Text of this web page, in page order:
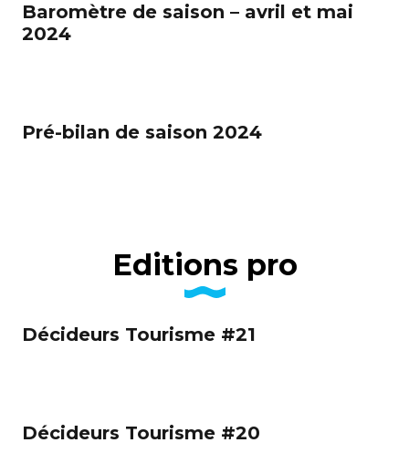
Baromètre de saison – avril et mai
2024
Pré-bilan de saison 2024
Editions pro
Décideurs Tourisme #21
Décideurs Tourisme #20